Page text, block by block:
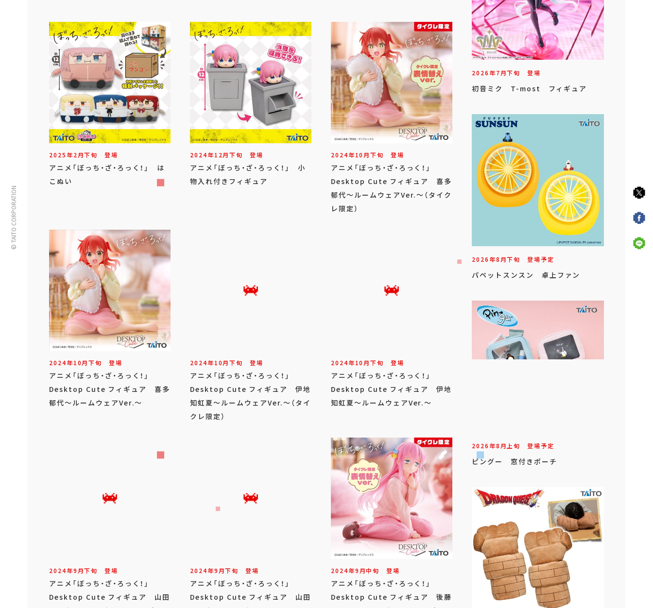
© TAITO CORPORATION
2025年2月下旬 登場
アニメ「ぼっち・ざ・ろっく！」 は
こぬい
2024年12月下旬 登場
アニメ「ぼっち・ざ・ろっく！」 小
物入れ付きフィギュア
2024年10月下旬 登場
アニメ「ぼっち・ざ・ろっく！」
Desktop Cute フィギュア 喜多
郁代～ルームウェアVer.～（タイク
レ限定）
2024年10月下旬 登場
アニメ「ぼっち・ざ・ろっく！」
Desktop Cute フィギュア 喜多
郁代～ルームウェアVer.～
2024年10月下旬 登場
アニメ「ぼっち・ざ・ろっく！」
Desktop Cute フィギュア 伊地
知虹夏～ルームウェアVer.～（タイ
クレ限定）
2024年10月下旬 登場
アニメ「ぼっち・ざ・ろっく！」
Desktop Cute フィギュア 伊地
知虹夏～ルームウェアVer.～
2024年9月下旬 登場
アニメ「ぼっち・ざ・ろっく！」
Desktop Cute フィギュア 山田
2024年9月下旬 登場
アニメ「ぼっち・ざ・ろっく！」
Desktop Cute フィギュア 山田
2024年9月中旬 登場
アニメ「ぼっち・ざ・ろっく！」
Desktop Cute フィギュア 後藤
2026年7月下旬 登場
初音ミク T-most フィギュア
2026年8月下旬 登場予定
パペットスンスン 卓上ファン
2026年8月上旬 登場予定
ピングー 窓付きポーチ